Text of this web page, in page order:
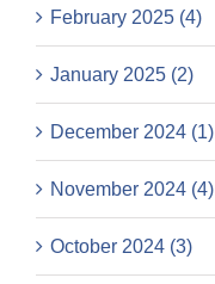
February 2025 (4)
January 2025 (2)
December 2024 (1)
November 2024 (4)
October 2024 (3)